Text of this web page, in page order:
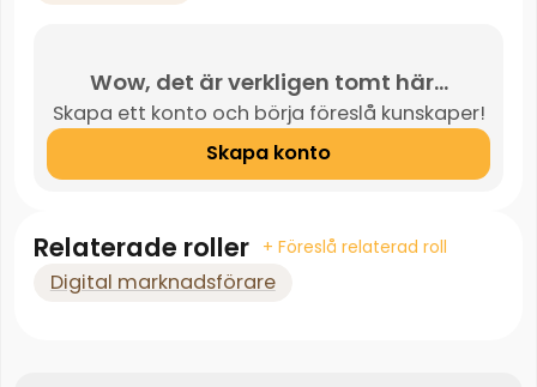
Wow, det är verkligen tomt här...
Skapa ett konto och börja föreslå kunskaper!
Skapa konto
Relaterade roller + Föreslå relaterad roll
Digital marknadsförare